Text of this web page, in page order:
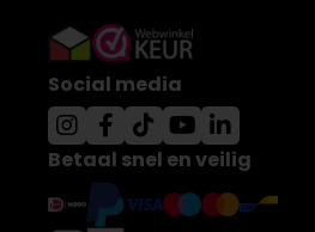
Social media
Betaal snel en veilig